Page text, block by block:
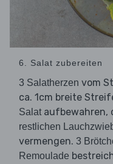
6. Salat zubereiten
3 Salatherzen vom
ca. 1cm breite
Salataufbewahren,
restlichen
vermengen. 3
Remoulade